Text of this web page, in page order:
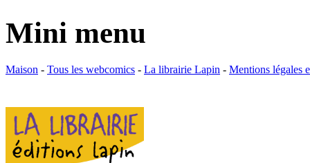
Mini menu
Maison - Tous les webcomics - La librairie Lapin - Mentions légales